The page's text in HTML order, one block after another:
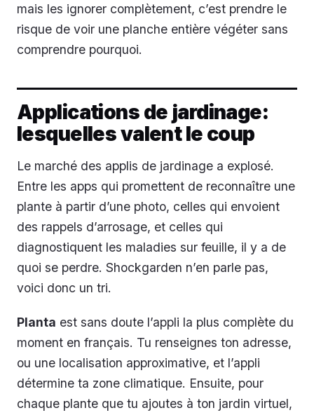
mais les ignorer complètement, c’est prendre le
risque de voir une planche entière végéter sans
comprendre pourquoi.
Applications de jardinage:
lesquelles valent le coup
Le marché des applis de jardinage a explosé.
Entre les apps qui promettent de reconnaître une
plante à partir d’une photo, celles qui envoient
des rappels d’arrosage, et celles qui
diagnostiquent les maladies sur feuille, il y a de
quoi se perdre. Shockgarden n’en parle pas,
voici donc un tri.
Planta est sans doute l’appli la plus complète du
moment en français. Tu renseignes ton adresse,
ou une localisation approximative, et l’appli
détermine ta zone climatique. Ensuite, pour
chaque plante que tu ajoutes à ton jardin virtuel,